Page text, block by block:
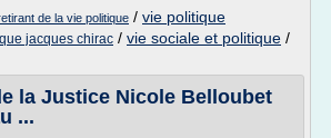
de la vie politique / vie politique
jacques chirac / vie sociale et politique /
la Justice Nicole Belloubet
...